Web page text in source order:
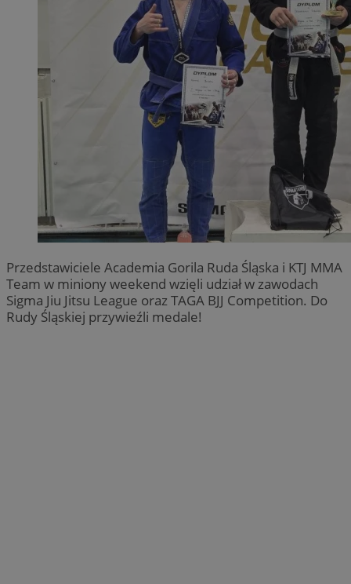
Przedstawiciele Academia Gorila Ruda Śląska i KTJ MMA
Team w miniony weekend wzięli udział w zawodach
Sigma Jiu Jitsu League oraz TAGA BJJ Competition. Do
Rudy Śląskiej przywieźli medale!